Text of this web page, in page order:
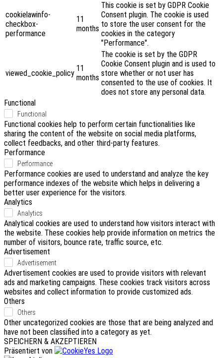
cookielawinfo-
checkbox-
performance
11
months
This cookie is set by GDPR Cookie
Consent plugin. The cookie is used
to store the user consent for the
cookies in the category
"Performance".
viewed_cookie_policy
11
months
The cookie is set by the GDPR
Cookie Consent plugin and is used to
store whether or not user has
consented to the use of cookies. It
does not store any personal data.
Functional
Functional
Functional cookies help to perform certain functionalities like
sharing the content of the website on social media platforms,
collect feedbacks, and other third-party features.
Performance
Performance
Performance cookies are used to understand and analyze the key
performance indexes of the website which helps in delivering a
better user experience for the visitors.
Analytics
Analytics
Analytical cookies are used to understand how visitors interact with
the website. These cookies help provide information on metrics the
number of visitors, bounce rate, traffic source, etc.
Advertisement
Advertisement
Advertisement cookies are used to provide visitors with relevant
ads and marketing campaigns. These cookies track visitors across
websites and collect information to provide customized ads.
Others
Others
Other uncategorized cookies are those that are being analyzed and
have not been classified into a category as yet.
SPEICHERN & AKZEPTIEREN
Präsentiert von